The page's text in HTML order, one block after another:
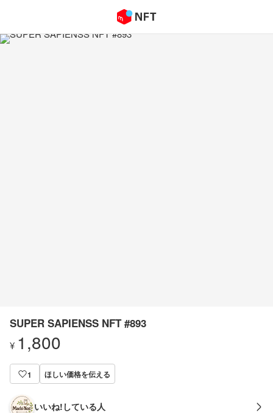
SUPER SAPIENSS NFT #893
¥ 1,800
1 ほしい価格を伝える
いいね!している人